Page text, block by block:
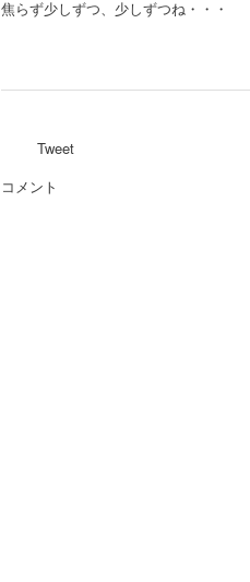
焦らず少しずつ、少しずつね・・・
Tweet
コメント